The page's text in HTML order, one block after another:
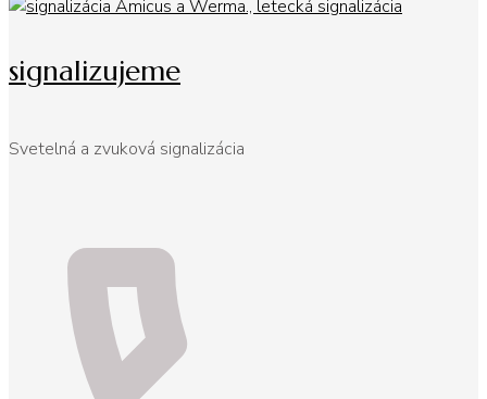
signalizujeme
Svetelná a zvuková signalizácia